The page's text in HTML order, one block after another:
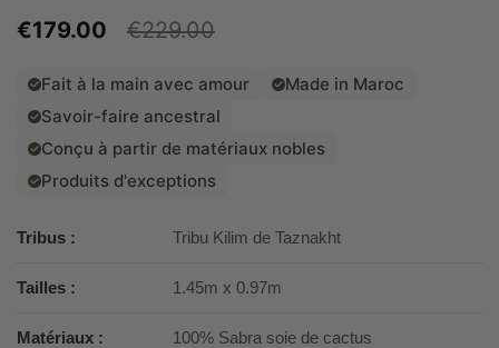
€179.00 €229.00
Fait à la main avec amour
Made in Maroc
Savoir-faire ancestral
Conçu à partir de matériaux nobles
Produits d'exceptions
Tribus : Tribu Kilim de Taznakht
Tailles : 1.45m x 0.97m
Matériaux : 100% Sabra soie de cactus